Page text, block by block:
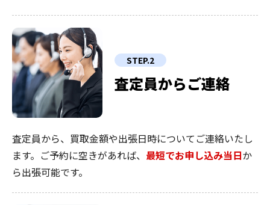
STEP.2
査定員からご連絡
査定員から、買取金額や出張日時についてご連絡いたし
ます。ご予約に空きがあれば、 最短でお申し込み当日か
ら出張可能です。